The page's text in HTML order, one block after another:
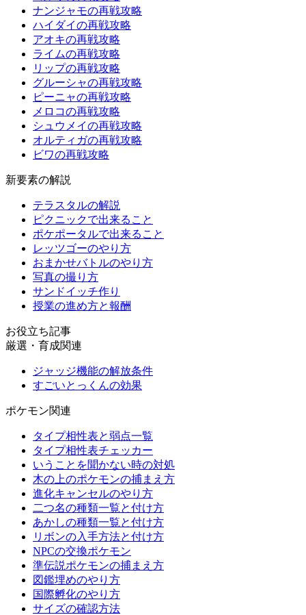
ナンジャモの再戦攻略
ハイダイの再戦攻略
アオキの再戦攻略
ライムの再戦攻略
リップの再戦攻略
グルーシャの再戦攻略
ピーニャの再戦攻略
メロコの再戦攻略
シュウメイの再戦攻略
オルティガの再戦攻略
ビワの再戦攻略
新要素の解説
テラスタルの解説
ピクニックで出来ること
ポケポータルで出来ること
レッツゴーのやり方
おまかせバトルのやり方
写真の撮り方
サンドイッチ作り
授業の進め方と報酬
お役立ち記事
厳選・育成関連
ジャッジ機能の解放条件
すごいとっくんの効果
ポケモン関連
タイプ相性表と弱点一覧
タイプ相性表チェッカー
いうことを聞かない時の対処
木の上のポケモンの捕まえ方
進化キャンセルのやり方
二つ名の種類一覧と付け方
あかしの種類一覧と付け方
リボンの入手方法と付け方
NPCの交換ポケモン
準伝説ポケモンの捕まえ方
図鑑埋めのやり方
国際孵化のやり方
サイズの確認方法